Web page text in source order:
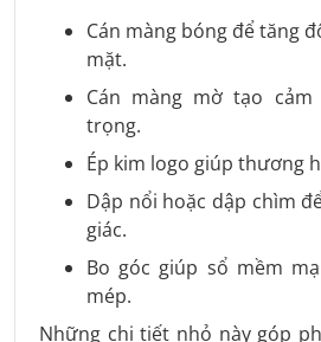
Cán màng bóng để tăng
mặt.
Cán màng mờ tạo
trọng.
Ép kim logo giúp thương
Dập nổi hoặc dập chìm
giác.
Bo góc giúp sổ mềm
mép.
Những chi tiết nhỏ này góp